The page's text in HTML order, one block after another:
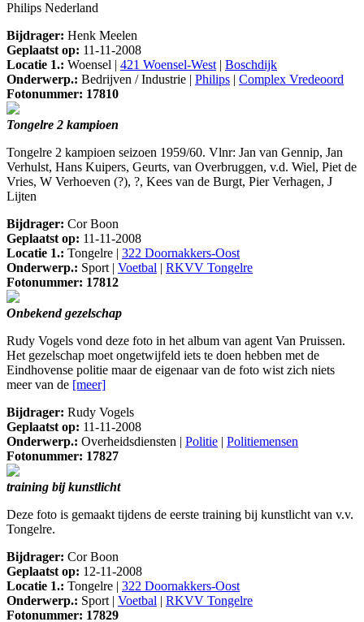
Philips Nederland
Bijdrager: Henk Meelen
Geplaatst op: 11-11-2008
Locatie 1.: Woensel | 421 Woensel-West| Boschdijk
Onderwerp.: Bedrijven / Industrie | Philips | Complex Vredeoord
Fotonummer: 17810
Tongelre 2 kampioen
Tongelre 2 kampioen seizoen 1959/60. Vlnr: Jan van Gennip, Jan
Verhulst, Hans Kuipers, Geurts, van Overbruggen, v.d. Wiel, Piet de
Vries, W Verhoeven (?), ?, Kees van de Burgt, Pier Verhagen, J
Lijten
Bijdrager: Cor Boon
Geplaatst op: 11-11-2008
Locatie 1.: Tongelre | 322 Doornakkers-Oost
Onderwerp.: Sport | Voetbal | RKVV Tongelre
Fotonummer: 17812
Onbekend gezelschap
Rudy Vogels vond deze foto in het album van agent Van Pruissen.
Het gezelschap moet ongetwijfeld iets te doen hebben met de
Eindhovense politie maar de eigenaar van de foto wist zich niets
meer van de [meer]
Bijdrager: Rudy Vogels
Geplaatst op: 11-11-2008
Onderwerp.: Overheidsdiensten | Politie | Politiemensen
Fotonummer: 17827
training bij kunstlicht
Deze foto is gemaakt tijdens de eerste training bij kunstlicht van v.v.
Tongelre.
Bijdrager: Cor Boon
Geplaatst op: 12-11-2008
Locatie 1.: Tongelre | 322 Doornakkers-Oost
Onderwerp.: Sport | Voetbal | RKVV Tongelre
Fotonummer: 17829